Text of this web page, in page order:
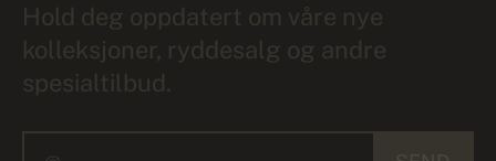
Hold deg oppdatert om våre nye
kolleksjoner, ryddesalg og andre
spesialtilbud.